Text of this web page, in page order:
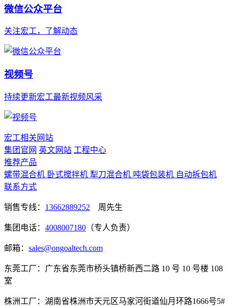
微信公众平台
关注宏工，了解动态
视频号
持续更新宏工最新视频风采
宏工相关网站
集团官网 英文网站 工程中心
推荐产品
螺带混合机 卧式搅拌机 犁刀混合机 吨袋包装机 自动拆包机
联系方式
销售专线： 13662889252 周先生
集团电话： 4008007180 （专人负责）
邮箱： sales@ongoaltech.com
东莞工厂：广东省东莞市桥头镇桥新西二路 10 号 10 号楼 108
室
株洲工厂：湖南省株洲市天元区马家河街道仙月环路1666号5#